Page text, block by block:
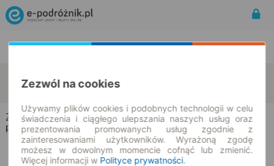
08.08.2026 | -- : --
Zarębin → Golce
Rozkład jazdy i bilety
Zezwól na cookies
Używamy plików cookies i podobnych technologii w celu
świadczenia i ciągłego ulepszania naszych usług oraz
prezentowania promowanych usług zgodnie z
zainteresowaniami użytkowników. Wyrażoną zgodę
możesz w dowolnym momencie cofnąć lub zmienić.
Więcej informacji w Polityce prywatności.